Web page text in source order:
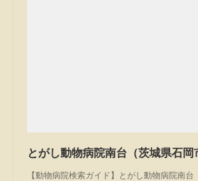
とがし動物病院南台（茨城県石岡
【動物病院検索ガイド】とがし動物病院南台